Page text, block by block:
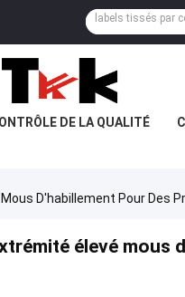
DE LA QUALITÉ
D'habillement Pour Des
élevé